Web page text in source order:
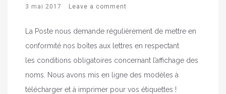
3 mai 2017 Leave a comment
La Poste nous demande régulièrement de mettre en
conformité nos boîtes aux lettres en respectant
les conditions obligatoires concernant l’affichage des
noms. Nous avons mis en ligne des modèles à
télécharger et à imprimer pour vos étiquettes !